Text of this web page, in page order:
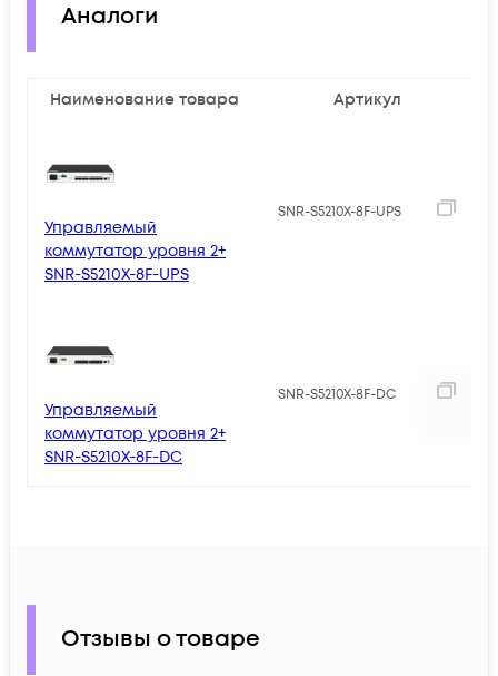
Аналоги
Наименование товара Артикул
Управляемый
коммутатор уровня 2+
SNR-S5210X-8F-UPS
SNR-S5210X-8F-UPS
Управляемый
коммутатор уровня 2+
SNR-S5210X-8F-DC
SNR-S5210X-8F-DC
Отзывы о товаре